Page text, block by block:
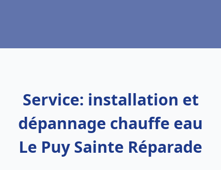
Service: installation et
dépannage chauffe eau
Le Puy Sainte Réparade